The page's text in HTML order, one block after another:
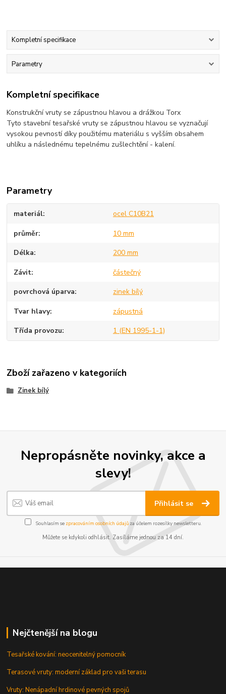
Kompletní specifikace
Parametry
Kompletní specifikace
Konstrukční vruty se zápustnou hlavou a drážkou Torx
Tyto stavební tesařské vruty se zápustnou hlavou se vyznačují
vysokou pevností díky použitému materiálu s vyšším obsahem
uhlíku a následnému tepelnému zušlechtění - kalení.
Parametry
materiál ocel C10B21
průměr 10 mm
Délka 200 mm
Závit částečný
povrchová úparva zinek bílý
Tvar hlavy zápustná
Třída provozu 1 (EN 1995-1-1)
Zboží zařazeno v kategoriích
Zinek bílý
Nepropásněte novinky, akce a
slevy!
Přihlásit se
Souhlasím se zpracováním osobních údajůza účelem rozesílky newsletteru.
Můžete se kdykoli odhlásit. Zasíláme jednou za 14 dní.
Nejčtenější na blogu
Tesařské kování: neocenitelný pomocník
Terasové vruty: moderní základ pro vaši terasu
Vruty: Nenápadní hrdinové pevných spojů